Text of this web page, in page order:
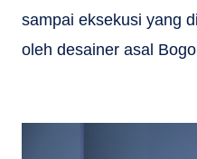
sampai eksekusi yang
oleh desainer asal